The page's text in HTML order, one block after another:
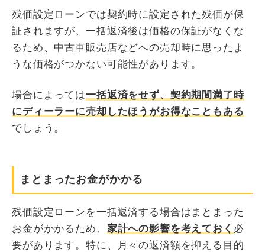
残価設定ローンでは契約時に設定された残価が保
証されますが、一括返済後は価格の保証がなくな
るため、中古車販売店などへの売却時に思ったよ
うな価格がつかない可能性があります。
場合によっては一括返済をせず、契約期間満了時
にディーラーに売却したほうがお得なこともある
でしょう。
まとまったお金がかかる
残価設定ローンを一括返済する場合はまとまった
お金がかかるため、 家計への影響を考えておく 必
要があります。特に、月々の返済額を抑える目的